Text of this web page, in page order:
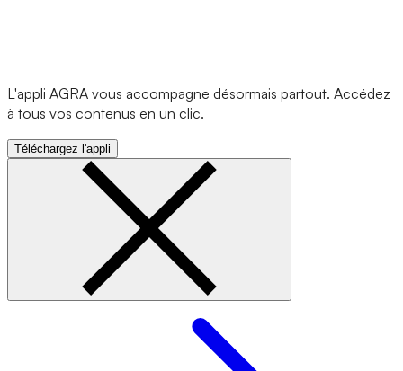
L'appli AGRA vous accompagne désormais partout. Accédez
à tous vos contenus en un clic.
Téléchargez l'appli